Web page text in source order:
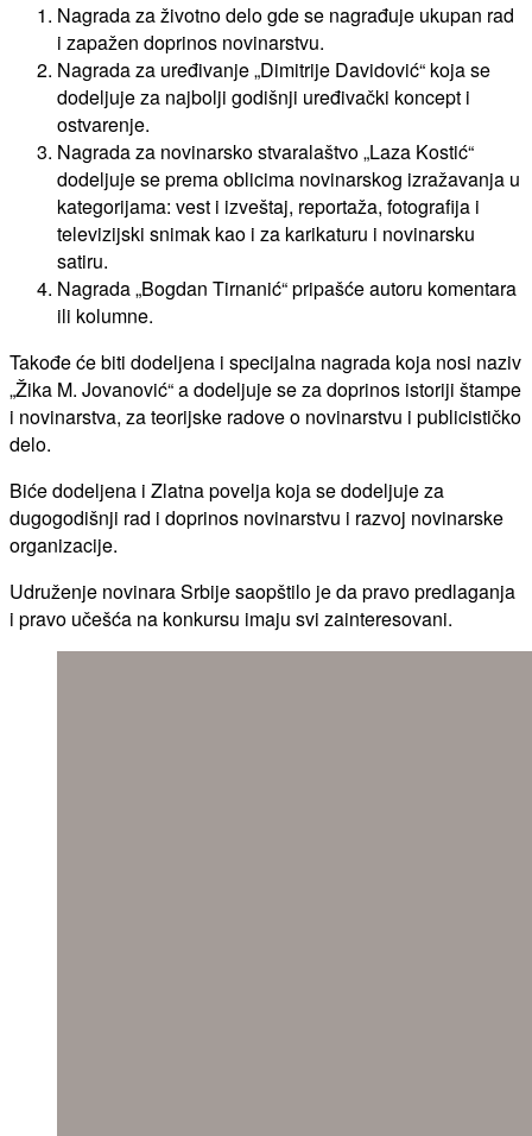
Nagrada za životno delo gde se nagrađuje ukupan rad
i zapažen doprinos novinarstvu.
Nagrada za uređivanje „Dimitrije Davidović“ koja se
dodeljuje za najbolji godišnji uređivački koncept i
ostvarenje.
Nagrada za novinarsko stvaralaštvo „Laza Kostić“
dodeljuje se prema oblicima novinarskog izražavanja u
kategorijama: vest i izveštaj, reportaža, fotografija i
televizijski snimak kao i za karikaturu i novinarsku
satiru.
Nagrada „Bogdan Tirnanić“ pripašće autoru komentara
ili kolumne.
Takođe će biti dodeljena i specijalna nagrada koja nosi naziv
„Žika M. Jovanović“ a dodeljuje se za doprinos istoriji štampe
i novinarstva, za teorijske radove o novinarstvu i publicističko
delo.
Biće dodeljena i Zlatna povelja koja se dodeljuje za
dugogodišnji rad i doprinos novinarstvu i razvoj novinarske
organizacije.
Udruženje novinara Srbije saopštilo je da pravo predlaganja
i pravo učešća na konkursu imaju svi zainteresovani.